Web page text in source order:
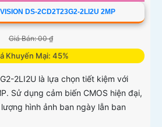
DS-2CD2T23G2-2LI2U 2MP
Giá Bán: 00 ₫
Khuyến Mại: 45%
2LI2U là lựa chọn tiết kiệm với
Sử dụng cảm biến CMOS hiện đại,
hình ảnh ban ngày lẫn ban